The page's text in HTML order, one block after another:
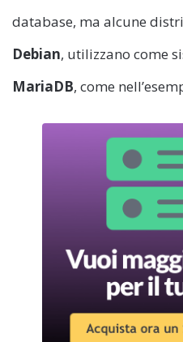
database, ma alcune
Debian, utilizzano come
MariaDB, come